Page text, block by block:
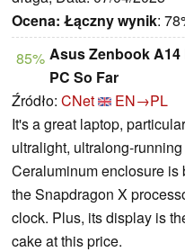
Ocena: Łączny wynik:
85% Asus Zenbook
PC So Far
Źródło: CNet
EN→PL
It's a great laptop,
ultralight, ultralong-
Ceraluminum enclosure
the Snapdragon X
clock. Plus, its display is
cake at this price.